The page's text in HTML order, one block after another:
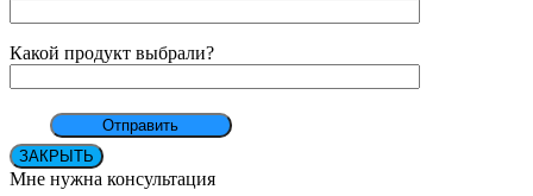
Какой продукт выбрали?
ЗАКРЫТЬ
Мне нужна консультация